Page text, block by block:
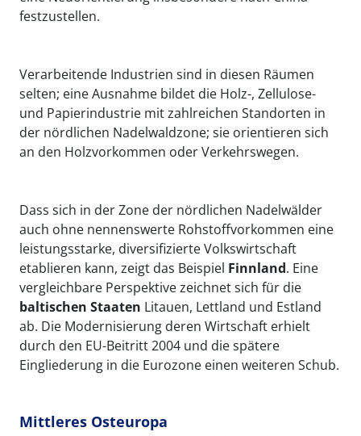
festzustellen.
Verarbeitende Industrien sind in diesen Räumen
selten; eine Ausnahme bildet die Holz-, Zellulose-
und Papierindustrie mit zahlreichen Standorten in
der nördlichen Nadelwaldzone; sie orientieren sich
an den Holzvorkommen oder Verkehrswegen.
Dass sich in der Zone der nördlichen Nadelwälder
auch ohne nennenswerte Rohstoffvorkommen eine
leistungsstarke, diversifizierte Volkswirtschaft
etablieren kann, zeigt das Beispiel Finnland. Eine
vergleichbare Perspektive zeichnet sich für die
baltischen Staaten Litauen, Lettland und Estland
ab. Die Modernisierung deren Wirtschaft erhielt
durch den EU-Beitritt 2004 und die spätere
Eingliederung in die Eurozone einen weiteren Schub.
Mittleres Osteuropa